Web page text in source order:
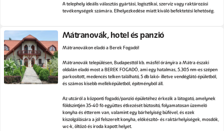
A telephely ideális választás gyártási, logisztikai, szerviz vagy raktározási
tevékenységek számára. Elhelyezkedése miatt kiváló befektetési lehetőség.
Mátranovák, hotel és panzió
Mátranovákon eladó a Berek Fogadó!
Mátranovák településen, Budapesttől kb. másfél órányira a Mátra északi
oldalán eladó most a BEREK FOGADÓ, ami egy hatalmas, 5.305 nm-es szépen
parkosított, medencés telken található, 5 db lakó- illetve vendéglátó épületből,
és számos kisebb melléképületből, építményből áll.
Az utcáról a központi fogadó/panzió épületéhez érkezik a látogató, amelynek
földszintjén 35-40 fő együttes étkezését biztosító, folyamatosan üzemelő
konyha és étterem van, valamint egy bárhelyiség büfével, és ezek
kiszolgálására a jól felszerelt konyha, előkészítő- és raktárhelyiségek, mosdók,
wc-k, öltöző és iroda kapott helyet.